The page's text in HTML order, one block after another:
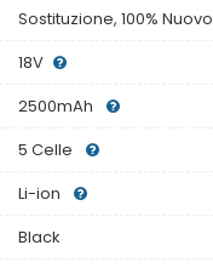
Sostituzione, 100% Nuovo
18V
2500mAh
5 Celle
Li-ion
Black